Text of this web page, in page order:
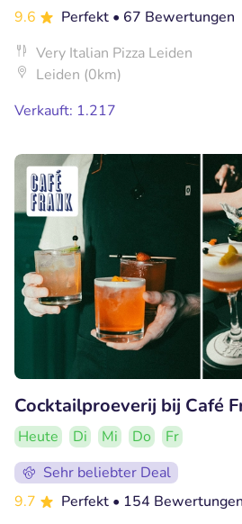
9.6 Perfekt • 67 Bewertungen
Very Italian Pizza Leiden
Leiden (0km)
Verkauft: 1.217
Cocktailproeverij bij Café
Heute Di Mi Do
Fr
Sehr beliebter Deal
9.7
Perfekt • 154 Bewertungen